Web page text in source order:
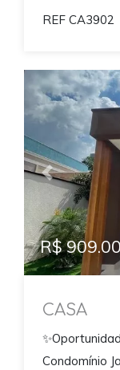
REF CA3902
Previous
R$
CASA
Condomínio